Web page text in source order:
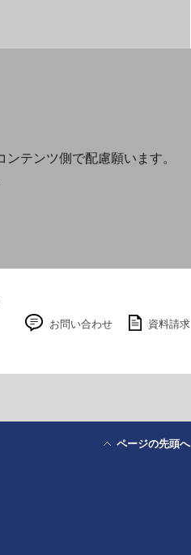
テンツ側で配慮願います。
お問い合わせ 資料請求
ページの先頭へ